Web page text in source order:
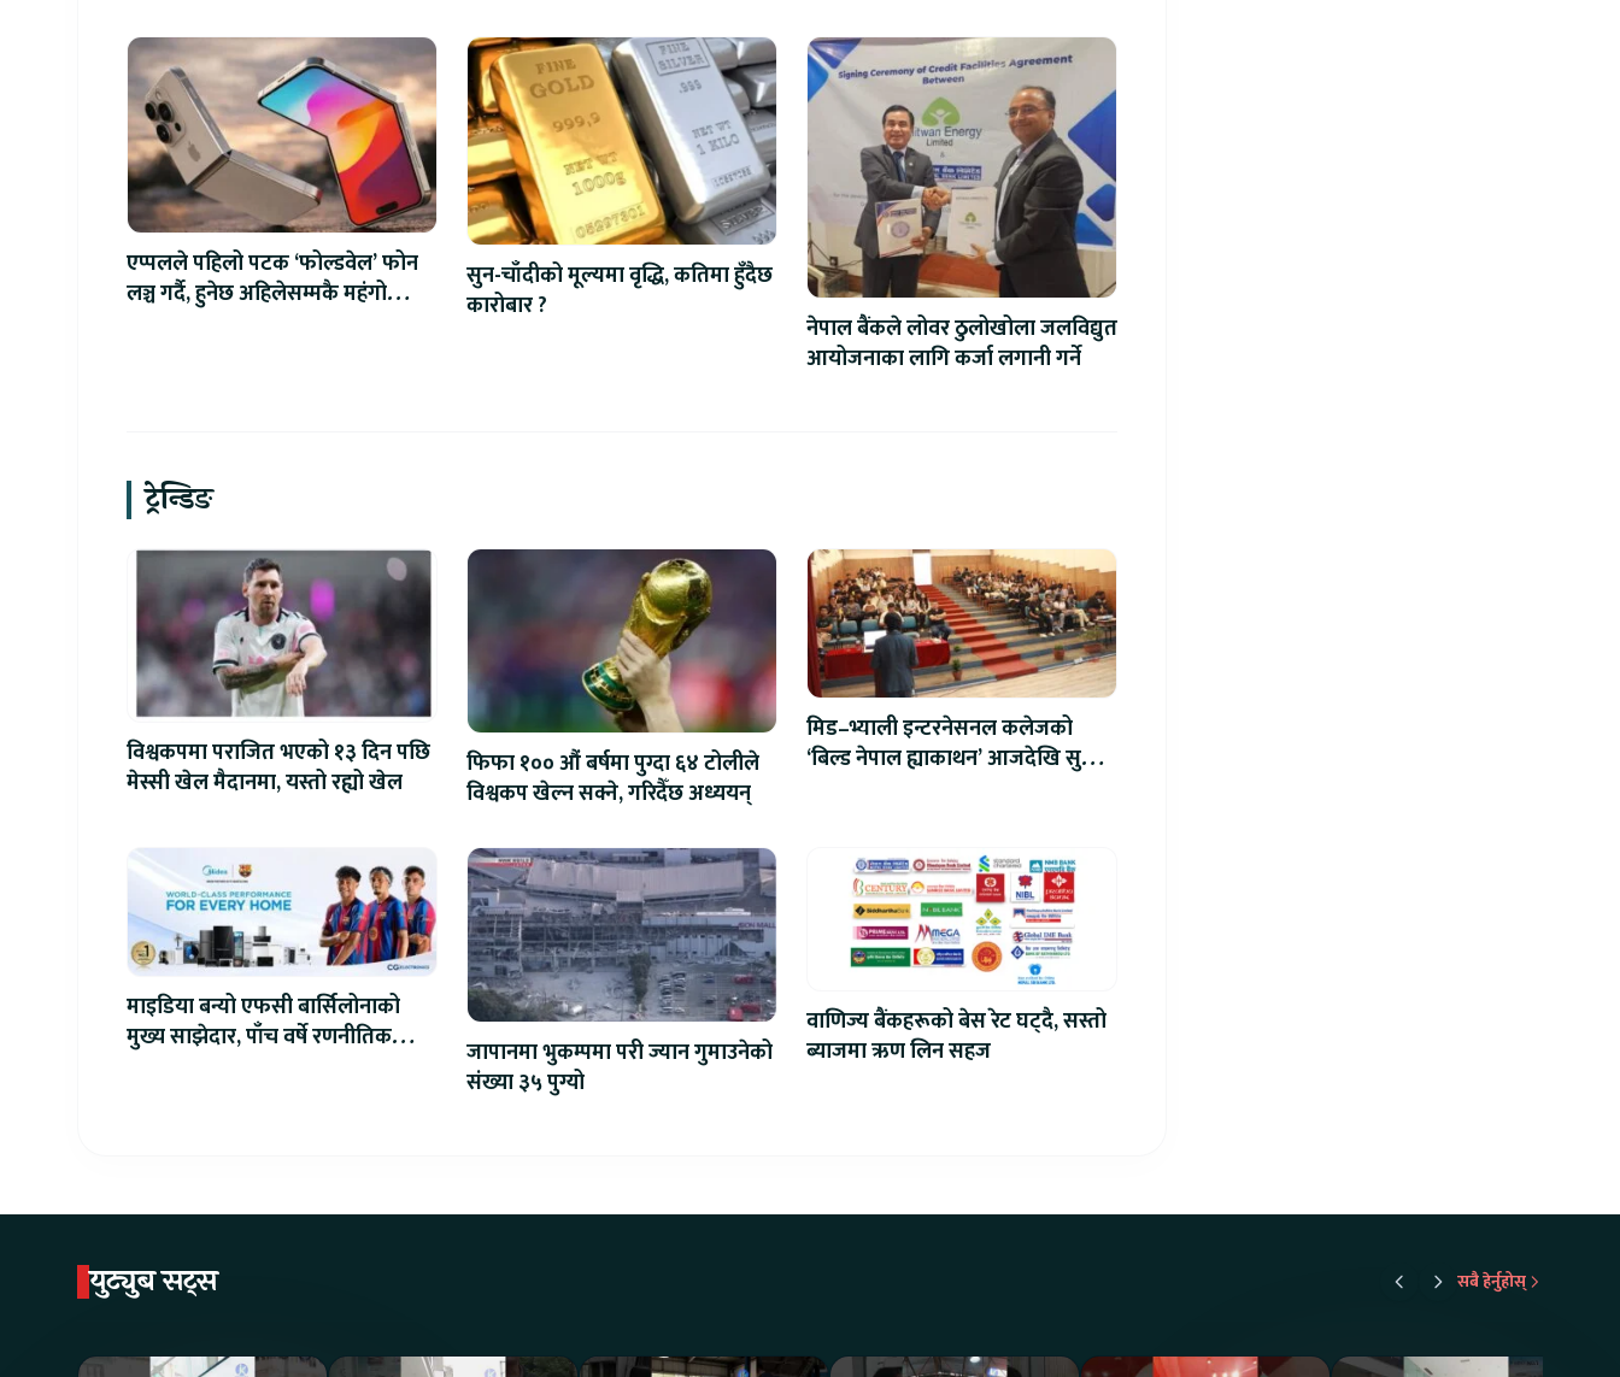
एप्पलले पहिलो पटक ‘फोल्डवेल’ फोन
लञ्च गर्दै, हुनेछ अहिलेसम्मकै महंगो
सुन-चाँदीको मूल्यमा वृद्धि, कतिमा हुँदैछ
कारोबार ?
नेपाल बैंकले लोवर ठुलोखोला जलविद्युत
आयोजनाका लागि कर्जा लगानी गर्ने
ट्रेन्डिङ
विश्वकपमा पराजित भएको १३ दिन पछि
मेस्सी खेल मैदानमा, यस्तो रह्यो खेल
फिफा १०० औं बर्षमा पुग्दा ६४ टोलीले
विश्वकप खेल्न सक्ने, गरिदैँछ अध्ययन्
मिड–भ्याली इन्टरनेसनल कलेजको
‘बिल्ड नेपाल ह्याकाथन’ आजदेखि सुरु,
माइडिया बन्यो एफसी बार्सिलोनाको
मुख्य साझेदार, पाँच वर्षे रणनीतिक
जापानमा भुकम्पमा परी ज्यान गुमाउनेको
संख्या ३५ पुग्यो
वाणिज्य बैंकहरूको बेस रेट घट्दै, सस्तो
ब्याजमा ऋण लिन सहज
युट्युब सट्स सबै हेर्नुहोस्